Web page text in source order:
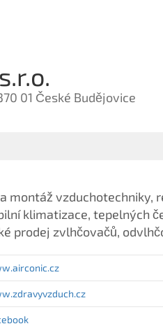
01 České Budějovice
montáž vzduchotechniky,
klimatizace, tepelných
prodej zvlhčovačů,